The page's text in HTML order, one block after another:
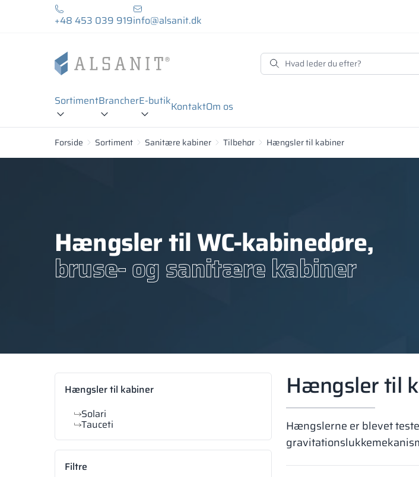
+48 453 039 919info@alsanit.dk
SortimentBrancherE-butikKontaktOm os
Forside Sortiment Sanitære kabiner Tilbehør Hængsler til kabiner
Hængsler til WC-kabinedøre,
bruse- og sanitære kabiner
Hængsler til kabiner
Solari
Tauceti
Filtre
Hængsler til
Hængslerne er blevet